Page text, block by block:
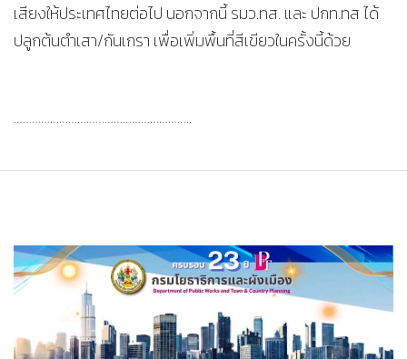
เสียงให้ประเทศไทยต่อไป​ นอกจากนี้​ รมว.ทส.​ และ​ ปกท.ทส​ ได้
ปลูกต้นตำเสา/กันเกรา​ เพื่อเพิ่มพื้นที่สีเขียว​ในครั้งนี้ด้วย
…………………………………………………..